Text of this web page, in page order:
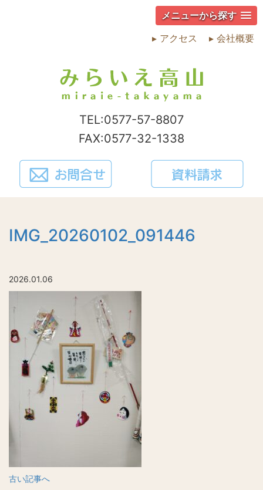
メニューから探す
▸ アクセス
▸ 会社概要
TEL:0577-57-8807
FAX:0577-32-1338
IMG_20260102_091446
2026.01.06
古い記事へ